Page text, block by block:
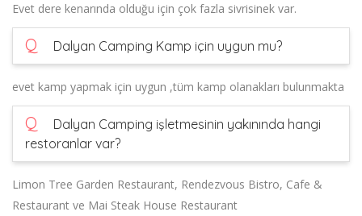
Evet dere kenarında olduğu için çok fazla sivrisinek var.
Q Dalyan Camping Kamp için uygun mu?
evet kamp yapmak için uygun ,tüm kamp olanakları bulunmakta
Q
Dalyan Camping işletmesinin yakınında hangi
restoranlar var?
Limon Tree Garden Restaurant, Rendezvous Bistro, Cafe &
Restaurant ve Mai Steak House Restaurant